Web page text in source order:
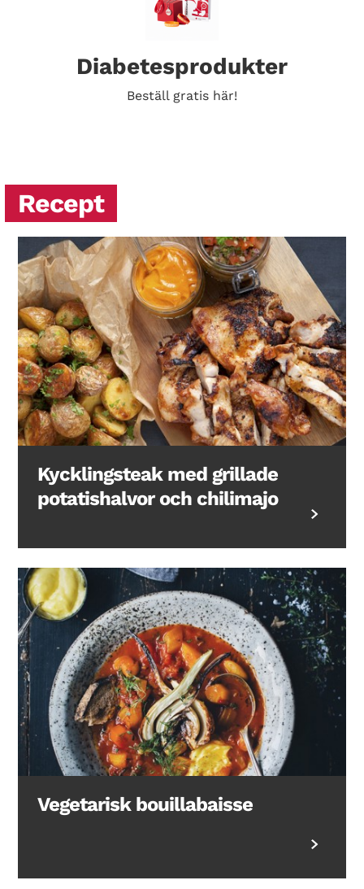
Diabetesprodukter
Beställ gratis här!
Recept
Kycklingsteak med grillade
potatishalvor och chilimajo
Vegetarisk bouillabaisse